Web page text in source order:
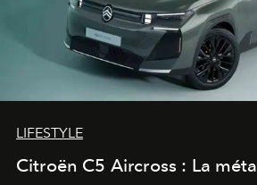
LIFESTYLE
Citroën C5 Aircross : La